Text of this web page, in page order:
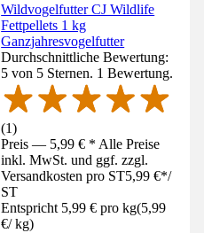
Wildvogelfutter CJ Wildlife
Fettpellets 1 kg
Ganzjahresvogelfutter
Durchschnittliche Bewertung:
5 von 5 Sternen. 1 Bewertung.
(1)
Preis — 5,99 € * Alle Preise
inkl. MwSt. und ggf. zzgl.
Versandkosten pro ST5,99 €*/
ST
Entspricht 5,99 € pro kg(5,99
€/ kg)